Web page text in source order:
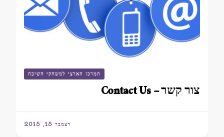
המרכז הארצי למשחקי חשיבה
צור קשר – Contact Us
דצמבר 15, 2015